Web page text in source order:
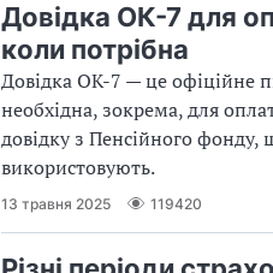
Довідка ОК-7 для
коли потрібна
Довідка ОК-7 — це офіційне
необхідна, зокрема, для
довідку з Пенсійного
використовують.
13 травня 2025 119420